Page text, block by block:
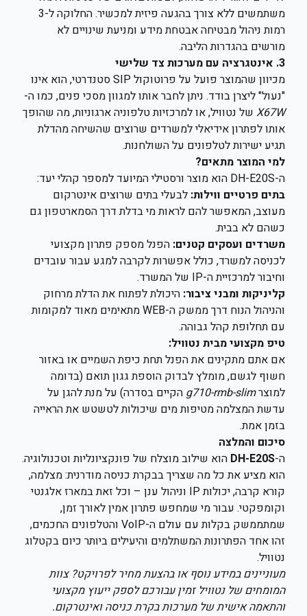
משתמשים ללא צורך בהגעה פיזית למכשיר. החלוקה ל-3
רמות ניהול מבטיחה אבטחת מידע ומניעת שינויים לא
מורשים בהגדרות הליבה.
3. אינטגרציה עם מערכות צד שלישי
מכיוון שהמוצר פועל על פרוטוקול SIP סטנדרטי, הוא אינו
"נעול" ליצרן בודד. ניתן לחבר אותו למגוון מסכי פנים, כמו ה-
X67W של נטוויל, או למרכזיות טלפוניה ארגוניות, מה שהופך
אותו לפתרון אידיאלי למשרדים שרוצים שהשיחה מהדלת
תגיע ישירות לטלפונים על השולחנות.
למי המוצר מתאים?
ה-DH-E20S הוא מוצר ורסטילי המיועד למספר קהלי יעד:
בתים פרטיים ווילות: לבעלי בתים שרוצים אינטרקום
מעוצב, המאפשר להם לראות מי בדלת דרך הסמארטפון גם
כשהם לא בבית.
משרדים ועסקים קטנים: הפנל מספק פתרון מקצועי
לכניסה למשרד, כולל אפשרות לקרבה למגע עבור עובדים
וחיבור למרכזיית ה-IP של המשרד.
קליניקות ומבני ציבור: היכולת לפתוח את הדלת מרחוק
והניהול הנוח דרך ממשק ה-WEB מתאימים מאוד למקומות
עם תחלופת קהל גבוהה.
טיפ מקצועי מבית נטוויל:
אם אתם מתקינים את הפנל תחת כיפת השמיים או באזור
חשוף לגשם, מומלץ לבדוק הוספת גגון תואם (בדומה
למוצרg710-rmb-slim הקיים בסדרה) על מנת להגן על
עדשת המצלמה מטיפות מים שיכולות לטשטש את הראייה
בזמן אמת.
סיכום והמלצה
ה-DH-E20S הוא שילוב מוצלח של פונקציונליות וטכנולוגיה.
הוא מציע את כל מה שצריך בבקרת כניסה מודרנית: מצלמה,
קורא קרבה, יכולות IP וניהול ענן – וכל זאת במארז אלגנטי
וקומפקטי. עבור מי שמחפש פתרון אמין לאורך זמן,
שמתממשק בקלות עם עולם ה-VoIP והטלפונים החכמים,
זהו אחד הפתרונות המשתלמים והיעילים ביותר כיום בקטלוג
נטוויל.
מעוניינים במידע נוסף או בהצעת מחיר לפרויקט? צוות
המומחים של נטוויל זמין עבורכם לספק ייעוץ מקצועי
והתאמה אישית של מערכות בקרת כניסה ואינטרקום.